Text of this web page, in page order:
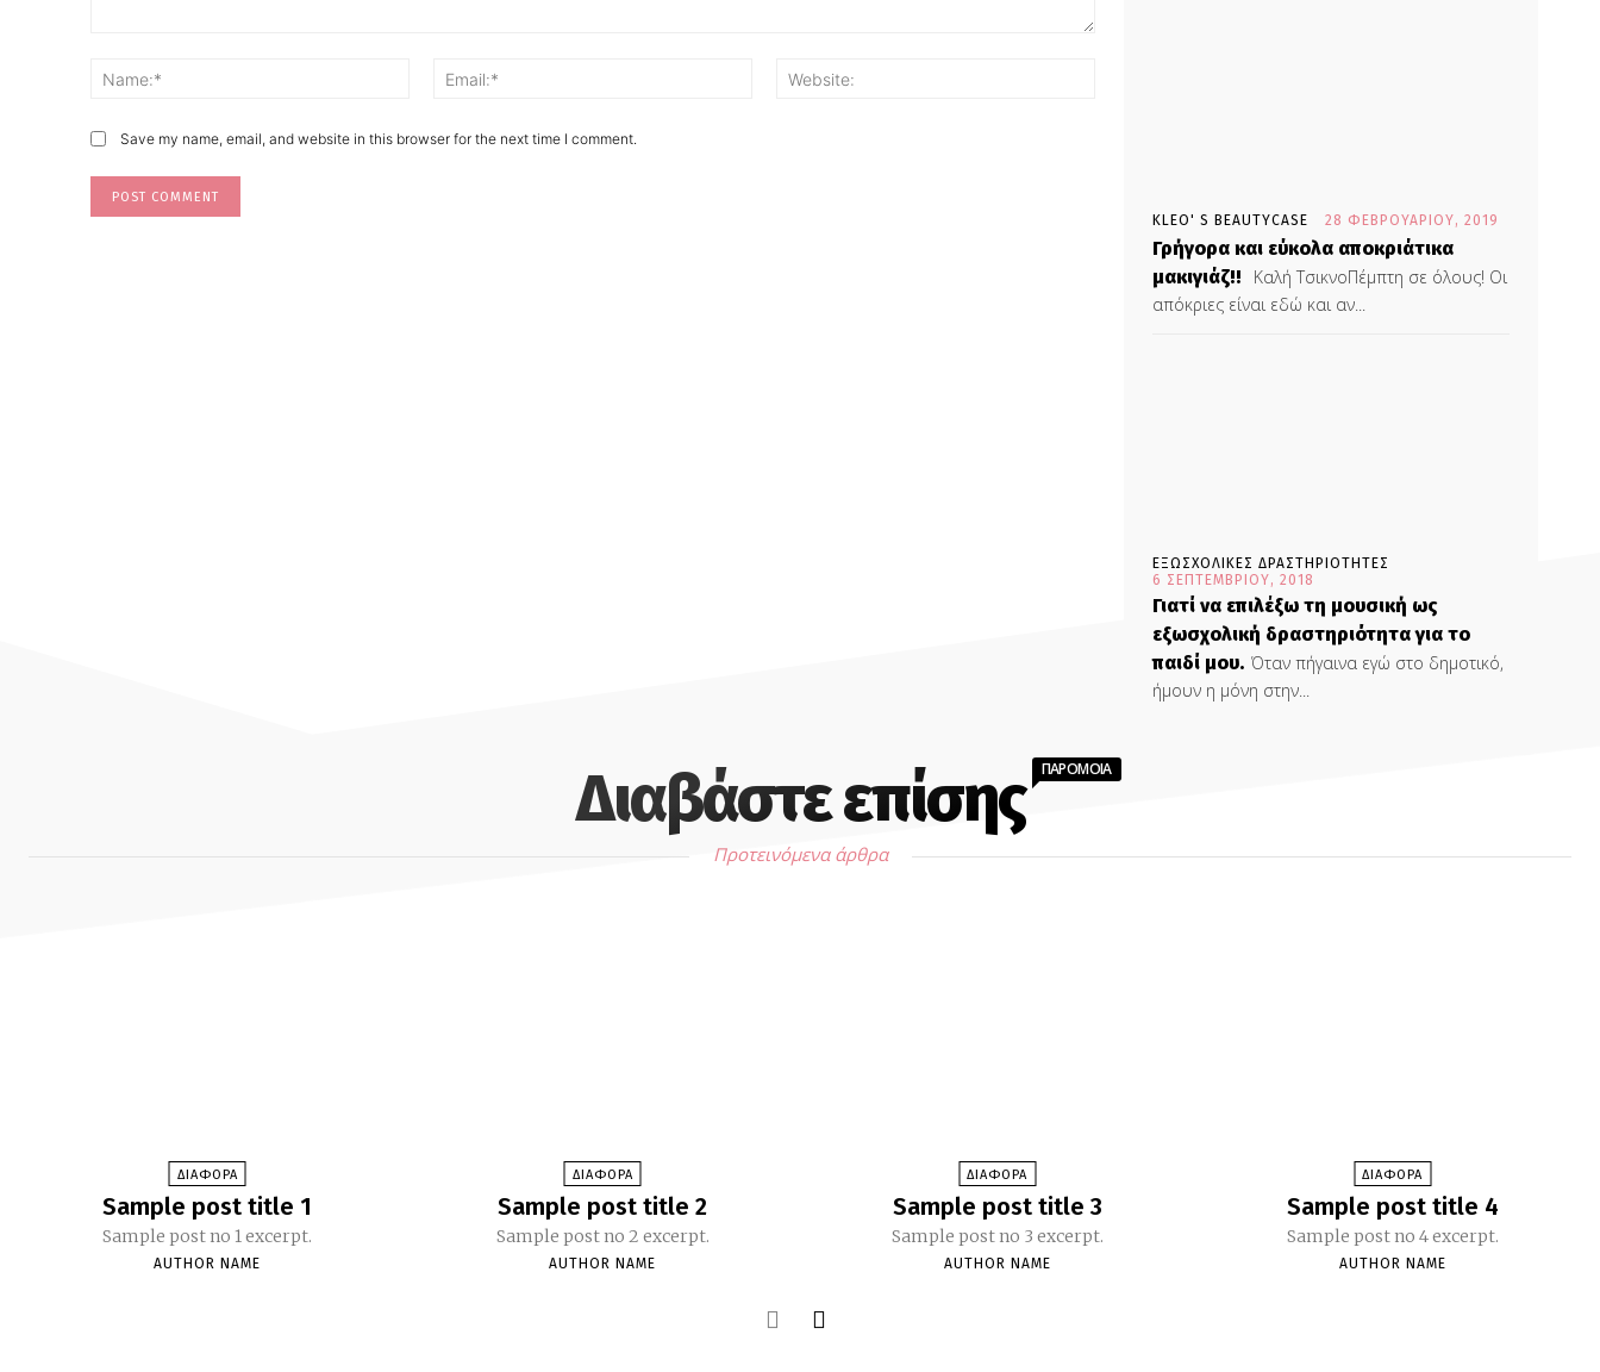
Save my name, email, and website in this browser for the next time I comment.
KLEO' S BEAUTYCASE 28 ΦΕΒΡΟΥΑΡΊΟΥ, 2019
Γρήγορα και εύκολα αποκριάτικα
μακιγιάζ!!
Καλή ΤσικνοΠέμπτη σε όλους! Οι
απόκριες είναι εδώ και αν...
ΕΞΩΣΧΟΛΙΚΕΣ ΔΡΑΣΤΗΡΙΟΤΗΤΕΣ
6 ΣΕΠΤΕΜΒΡΊΟΥ, 2018
Γιατί να επιλέξω τη μουσική ως
εξωσχολική δραστηριότητα για το
παιδί μου. Όταν πήγαινα εγώ στο δημοτικό,
ήμουν η μόνη στην...
Διαβάστε επίσης ΠΑΡΟΜΟΙΑ
Προτεινόμενα άρθρα
ΔΙΑΦΟΡΑ
Sample post title 1
Sample post no 1 excerpt.
AUTHOR NAME
ΔΙΑΦΟΡΑ
Sample post title 2
Sample post no 2 excerpt.
AUTHOR NAME
ΔΙΑΦΟΡΑ
Sample post title 3
Sample post no 3 excerpt.
AUTHOR NAME
ΔΙΑΦΟΡΑ
Sample post title 4
Sample post no 4 excerpt.
AUTHOR NAME